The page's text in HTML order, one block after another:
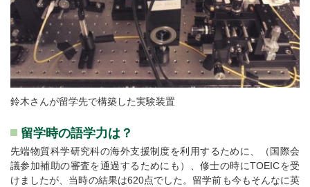
鈴木さんが留学先で構築した実験装置
留学時の語学力は？
先端物質科学研究科の海外支援制度を利用するために、（国際会
議参加補助の審査を通過するためにも）、修士の時にTOEICを受
けましたが、当時の結果は620点でした。留学前も今もそんなに英